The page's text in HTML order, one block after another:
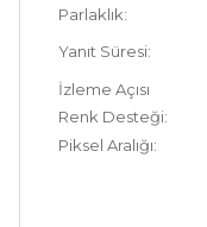
Parlaklık:
Yanıt Süresi:
İzleme Açısı
Renk Desteği:
Piksel Aralığı: